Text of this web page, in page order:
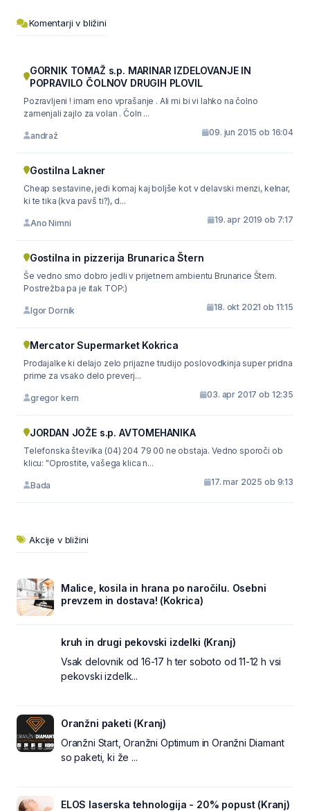
Komentarji v bližini
GORNIK TOMAŽ s.p. MARINAR IZDELOVANJE IN
POPRAVILO ČOLNOV DRUGIH PLOVIL
Pozravljeni ! imam eno vprašanje . Ali mi bi vi lahko na čolno
zamenjali zajlo za volan . Čoln ...
andraž 09. jun 2015 ob 16:04
Gostilna Lakner
Cheap sestavine, jedi komaj kaj boljše kot v delavski menzi, kelnar,
ki te tika (kva pavš ti?), d...
Ano Nimni 19. apr 2019 ob 7:17
Gostilna in pizzerija Brunarica Štern
Še vedno smo dobro jedli v prijetnem ambientu Brunarice Štern.
Postrežba pa je itak TOP:)
Igor Dornik 18. okt 2021 ob 11:15
Mercator Supermarket Kokrica
Prodajalke ki delajo zelo prijazne trudijo poslovodkinja super pridna
prime za vsako delo preverj...
gregor kern 03. apr 2017 ob 12:35
JORDAN JOŽE s.p. AVTOMEHANIKA
Telefonska številka (04) 204 79 00 ne obstaja. Vedno sporoči ob
klicu: "Oprostite, vašega klica n...
Bada 17. mar 2025 ob 9:13
Akcije v bližini
Malice, kosila in hrana po naročilu. Osebni
prevzem in dostava! (Kokrica)
kruh in drugi pekovski izdelki (Kranj)
Vsak delovnik od 16-17 h ter soboto od 11-12 h vsi
pekovski izdelk...
Oranžni paketi (Kranj)
Oranžni Start, Oranžni Optimum in Oranžni Diamant
so paketi, ki že ...
ELOS laserska tehnologija - 20% popust (Kranj)